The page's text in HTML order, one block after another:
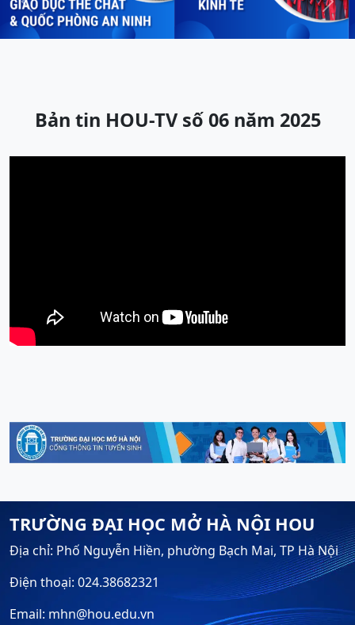
Previous Next
Bản tin HOU-TV số 06 năm 2025
TRƯỜNG ĐẠI HỌC MỞ HÀ NỘI HOU
Địa chỉ: Phố Nguyễn Hiền, phường Bạch Mai, TP Hà Nội
Điện thoại: 024.38682321
Email: mhn@hou.edu.vn